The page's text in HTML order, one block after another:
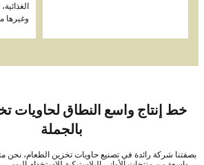
وغيرها من
خط إنتاج واسع النطاق لحاويات
بالجملة
شركة رائدة في تصنيع حاويات تخزين الطعام، نحن